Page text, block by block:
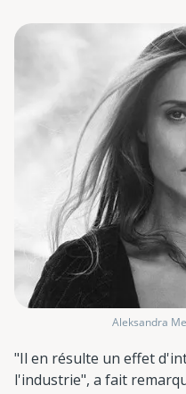
Aleksandra
"Il en résulte un effet
l'industrie", a fait